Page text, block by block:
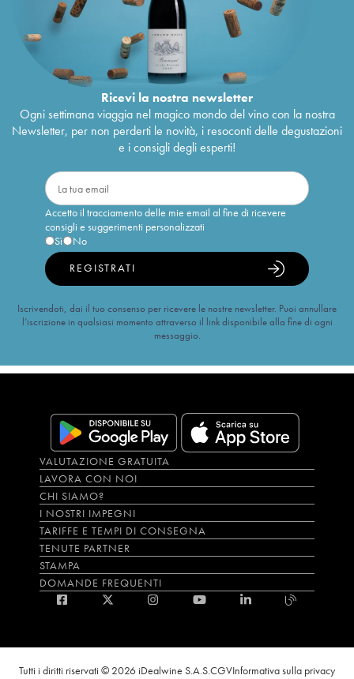
Ricevi la nostra newsletter
Ogni settimana viaggia nel magico mondo del vino con la nostra
Newsletter, per non perderti le novità, i resoconti delle degustazioni
e i consigli degli esperti!
Accetto il tracciamento delle mie email al fine di ricevere
consigli e suggerimenti personalizzati
Sì
No
REGISTRATI
Iscrivendoti, dai il tuo consenso per ricevere le nostre newsletter. Puoi annullare
l’iscrizione in qualsiasi momento attraverso il link disponibile alla fine di ogni
messaggio.
VALUTAZIONE GRATUITA
LAVORA CON NOI
CHI SIAMO?
I NOSTRI IMPEGNI
TARIFFE E TEMPI DI CONSEGNA
TENUTE PARTNER
STAMPA
DOMANDE FREQUENTI
Tutti i diritti riservati © 2026 iDealwine S.A.S.CGVInformativa sulla privacy